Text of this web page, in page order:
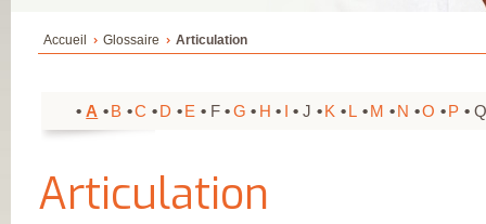
D’ÉDUCATION
PHARMACIE
FRANÇAISE
Accueil Glossaire Articulation
A B C D E F G H I J K L M N O P Q
Articulation